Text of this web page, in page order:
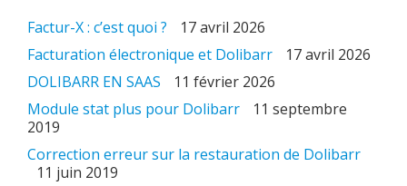
Factur-X : c’est quoi ?
17 avril 2026
Facturation électronique et Dolibarr
17 avril 2026
DOLIBARR EN SAAS
11 février 2026
Module stat plus pour Dolibarr
11 septembre
2019
Correction erreur sur la restauration de Dolibarr
11 juin 2019